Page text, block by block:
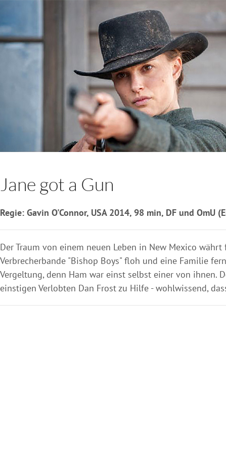
Jane got a Gun
Regie: Gavin O'Connor, USA 2014, 98 min, DF und OmU
Der Traum von einem neuen Leben in New Mexico
Verbrecherbande "Bishop Boys" floh und eine Familie
Vergeltung, denn Ham war einst selbst einer von ihnen.
einstigen Verlobten Dan Frost zu Hilfe - wohlwissend,